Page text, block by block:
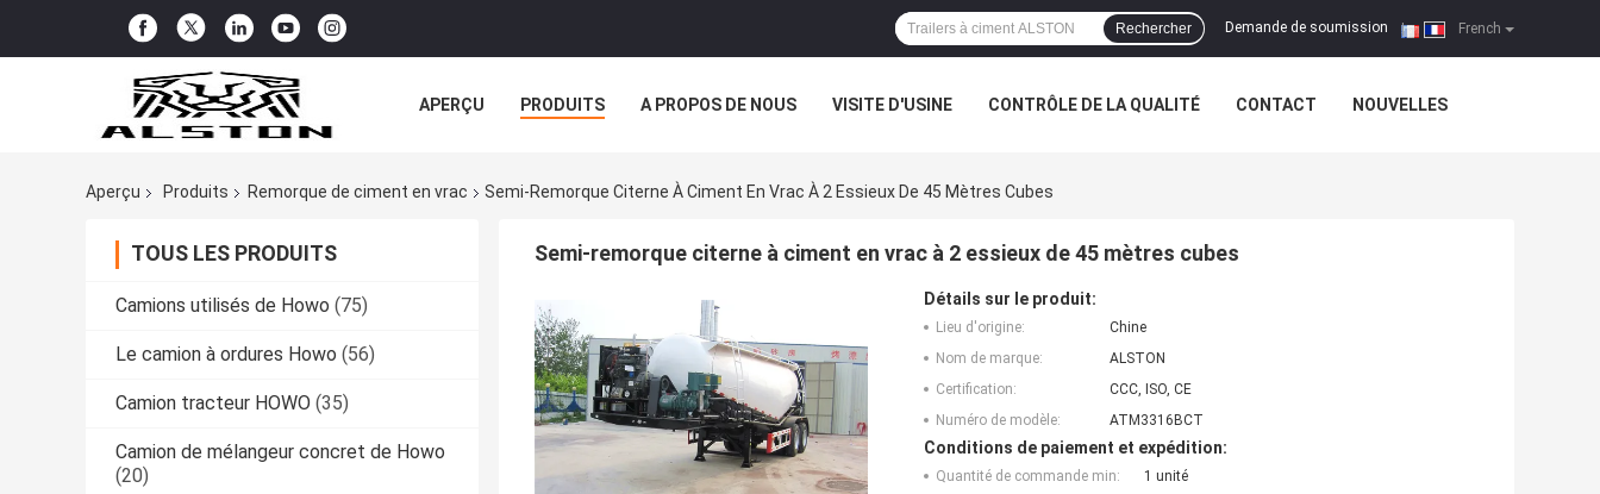
French
Demande de soumission |
Rechercher
APERÇU PRODUITS A PROPOS DE NOUS VISITE D'USINE CONTRÔLE DE LA QUALITÉ CONTACT NOUVELLES
Aperçu
Produits Remorque de ciment en vrac Semi-Remorque Citerne À Ciment En Vrac À 2 Essieux De 45 Mètres Cubes
TOUS LES PRODUITS
Camions utilisés de Howo (75)
Le camion à ordures Howo (56)
Camion tracteur HOWO (35)
Camion de mélangeur concret de Howo
(20)
Semi-remorque citerne à ciment en vrac à 2 essieux de 45 mètres cubes
Détails sur le produit:
Lieu d'origine:
Chine
Nom de marque:
ALSTON
Certification:
CCC, ISO, CE
Numéro de modèle:
ATM3316BCT
Conditions de paiement et expédition:
Quantité de commande min:
1 unité